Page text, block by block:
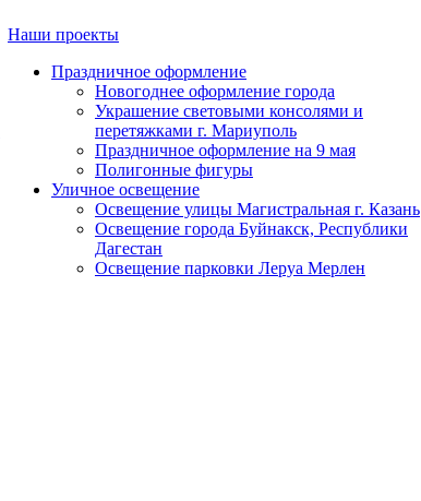
Наши проекты
Праздничное оформление
Новогоднее оформление города
Украшение световыми консолями и
перетяжками г. Мариуполь
Праздничное оформление на 9 мая
Полигонные фигуры
Уличное освещение
Освещение улицы Магистральная г. Казань
Освещение города Буйнакск, Республики
Дагестан
Освещение парковки Леруа Мерлен